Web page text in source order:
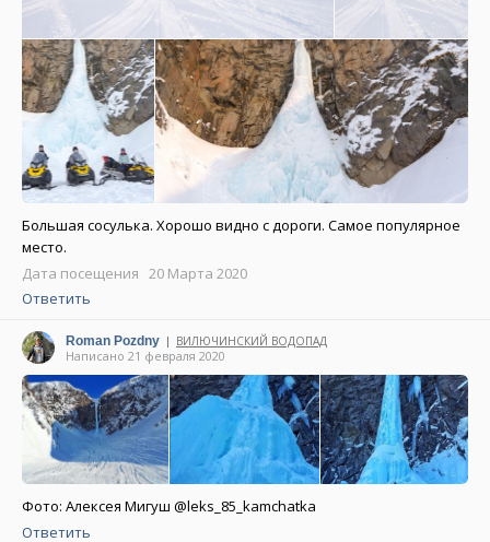
Большая сосулька. Хорошо видно с дороги. Самое популярное
место.
Дата посещения 20 Марта 2020
Ответить
Roman Pozdny | ВИЛЮЧИНСКИЙ ВОДОПАД
Написано 21 февраля 2020
Фото: Алексея Мигуш @leks_85_kamchatka
Ответить